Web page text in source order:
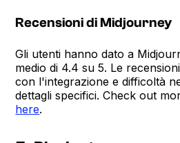
Recensioni di Midjourney
Gli utenti hanno dato a
medio di 4.4 su 5. Le
con l'integrazione e difficoltà
dettagli specifici. Check out
here.